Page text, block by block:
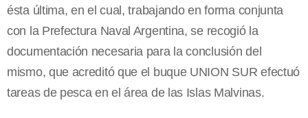
ésta última, en el cual, trabajando en forma conjunta
con la Prefectura Naval Argentina, se recogió la
documentación necesaria para la conclusión del
mismo, que acreditó que el buque UNION SUR efectuó
tareas de pesca en el área de las Islas Malvinas.